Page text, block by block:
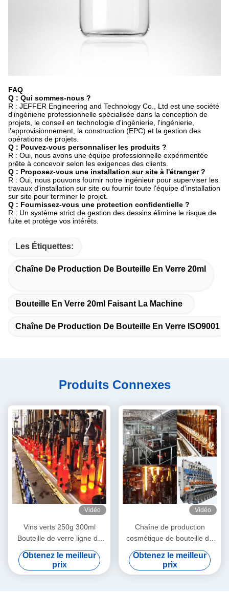
FAQ
Q : Qui sommes-nous ?
R : JEFFER Engineering and Technology Co., Ltd est une société
d'ingénierie professionnelle spécialisée dans la conception de
projets, le conseil en technologie d'ingénierie, l'ingénierie,
l'approvisionnement, la construction (EPC) et la gestion des
opérations de projets.
Q : Pouvez-vous personnaliser les produits ?
R : Oui, nous avons une équipe professionnelle expérimentée
prête à concevoir selon les exigences des clients.
Q : Proposez-vous une installation sur site à l'étranger ?
R : Oui, nous pouvons fournir notre ingénieur pour superviser les
travaux d'installation sur site ou fournir toute l'équipe d'installation
sur site pour terminer le projet.
Q : Fournissez-vous une protection confidentielle ?
R : Un système strict de gestion des dessins élimine le risque de
fuite et protège vos intérêts.
Les Étiquettes:
Chaîne De Production De Bouteille En Verre 20ml
Bouteille En Verre 20ml Faisant La Machine
Chaîne De Production De Bouteille En Verre ISO9001
Produits Connexes
Vidéo
Vins verts 250g 300ml
Bouteille de verre ligne de
production de machines de
production de verre de vin
Obtenez le meilleur
prix
Vidéo
Chaîne de production
cosmétique de bouteille de
verre à bouteilles de
stockage couleur claire
Obtenez le meilleur
prix